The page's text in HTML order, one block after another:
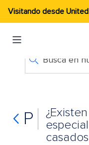
Visitando desde
P